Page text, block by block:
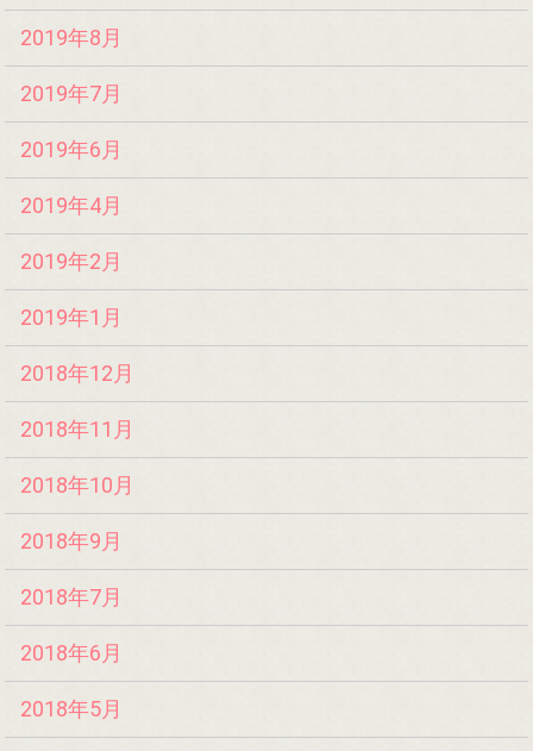
2019年8月
2019年7月
2019年6月
2019年4月
2019年2月
2019年1月
2018年12月
2018年11月
2018年10月
2018年9月
2018年7月
2018年6月
2018年5月